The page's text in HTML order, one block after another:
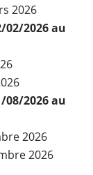
2026
02/2026 au
08/2026 au
2026
2026